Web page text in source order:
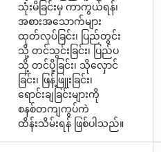
သုံးမိခြင်းမှ ကာကွယ်ရန်၊
အစားအသောက်များ
ထုတ်လုပ်ခြင်း၊ ပြည်တွင်း
သို့ တင်သွင်းခြင်း၊ ပြည်ပ
သို့ တင်ပို့ခြင်း၊ သိုလှောင်
ခြင်း၊ ဖြန့်ဖြူးခြင်း၊
ရောင်းချခြင်းများကို
စနစ်တကျကွပ်ကဲ
ထိန်းသိမ်းရန် ဖြစ်ပါသည်။